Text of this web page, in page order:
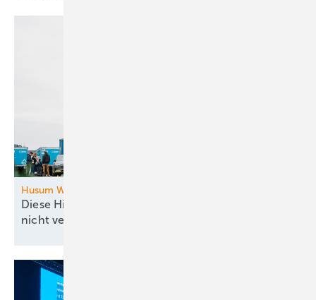
Husum Wind
Diese Highlights dürfen Sie am Messe-Donnerstag
nichtverpassen!